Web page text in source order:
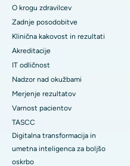
O krogu zdravilcev
Zadnje posodobitve
Klinična kakovost in rezultati
Akreditacije
IT odličnost
Nadzor nad okužbami
Merjenje rezultatov
Varnost pacientov
TASCC
Digitalna transformacija in
umetna inteligenca za boljšo
oskrbo